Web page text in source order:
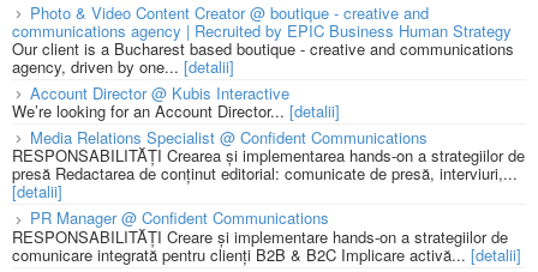
Photo & Video Content Creator @ boutique - creative and
communications agency | Recruited by EPIC Business Human Strategy
Our client is a Bucharest based boutique - creative and communications
agency, driven by one... [detalii]
Account Director @ Kubis Interactive
We’re looking for an Account Director... [detalii]
Media Relations Specialist @ Confident Communications
RESPONSABILITĂȚI Crearea și implementarea hands-on a strategiilor de
presă Redactarea de conținut editorial: comunicate de presă, interviuri,...
[detalii]
PR Manager @ Confident Communications
RESPONSABILITĂȚI Creare și implementare hands-on a strategiilor de
comunicare integrată pentru clienți B2B & B2C Implicare activă... [detalii]